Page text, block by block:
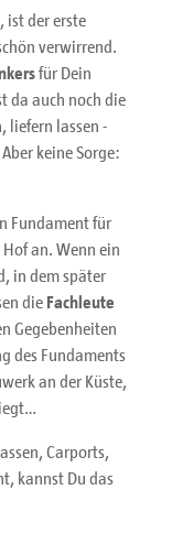
ist der erste
verwirrend.
für Dein
da auch noch die
liefern lassen -
keine Sorge:
Fundament für
an. Wenn ein
in dem später
die Fachleute
Gegebenheiten
des Fundaments
an der Küste,
Carports,
kannst Du das